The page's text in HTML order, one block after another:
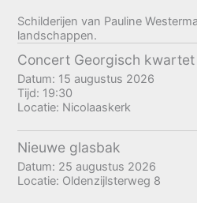
Schilderijen van Pauline
landschappen.
Concert Georgisch
Datum: 15 augustus 2026
Tijd: 19:30
Locatie: Nicolaaskerk
Nieuwe glasbak
Datum: 25 augustus 2026
Locatie: Oldenzijlsterweg 8